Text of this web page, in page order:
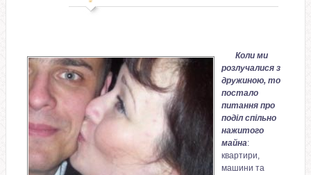
Коли ми
розлучалися з
дружиною, то
постало
питання про
поділ спільно
нажитого
майна:
квартири,
машини та